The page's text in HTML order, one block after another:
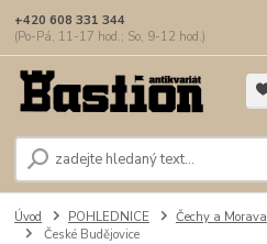
+420 608 331 344
(Po-Pá, 11-17 hod.; So, 9-12 hod.)
Úvod POHLEDNICE Čechy a Morava
České Budějovice